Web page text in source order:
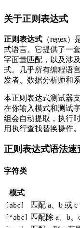
关于正则表达式
正则表达式 （regex
式语言。它提供了一
字面量匹配，以及涉
式。几乎所有编程语
发者、数据分析师和
本正则表达式测试器
在你输入模式和测试
组会自动提取，执行
用执行查找替换操作。
正则表达式语法速
字符类
模式
[abc] 匹配 a、b 或
[^abc] 匹配除 a、b